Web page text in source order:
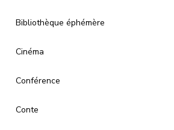
Bibliothèque éphémère
Cinéma
Conférence
Conte